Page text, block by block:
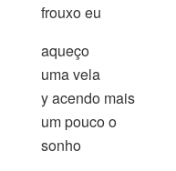
frouxo eu
aqueço
uma vela
y acendo mais
um pouco o
sonho